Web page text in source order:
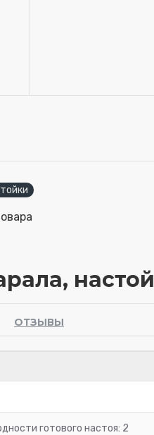
настой
ОТЗЫВЫ
готового настоя: 2